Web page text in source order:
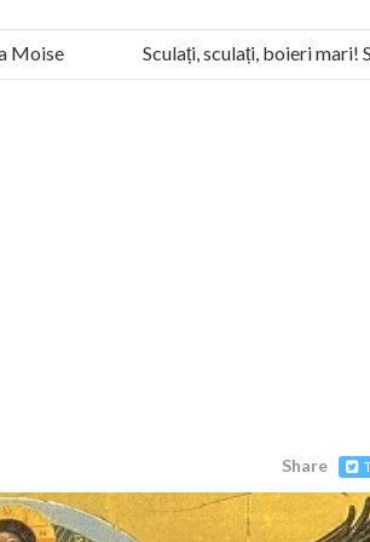
Sculați, sculați, boieri mari!
de la Humanitas militează pentru
Share